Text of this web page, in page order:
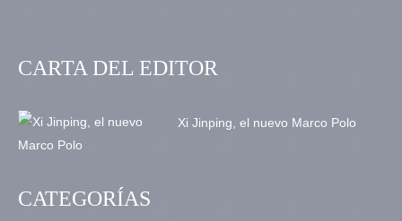
CARTA DEL EDITOR
Xi Jinping, el nuevo Marco Polo
CATEGORÍAS